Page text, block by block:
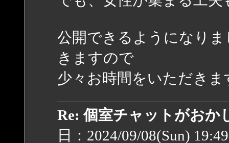
公開できるようになり
きますので
少々お時間をいただき
Re: 個室チャットがおか
日：2024/09/08(Sun)